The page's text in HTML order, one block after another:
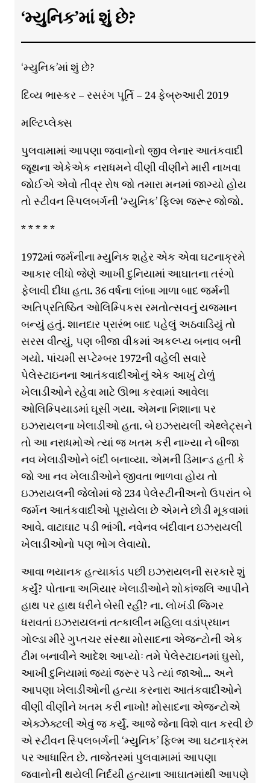
‘મ્યુનિક’માં શું છે?
‘મ્યુનિક’માં શું છે?
દિવ્ય ભાસ્કર – રસરંગ પૂર્તિ – 24 ફેબ્રુઆરી 2019
મલ્ટિપ્લેક્સ
પુલવામામાં આપણા જવાનોનો જીવ લેનાર આતંકવાદી
જૂથના એકેએક નરાધમને વીણી વીણીને મારી નાખવા
જોઈએ એવો તીવ્ર રોષ જો તમારા મનમાં જાગ્યો હોય
તો સ્ટીવન સ્પિલબર્ગની ‘મ્યુનિક’ ફિલ્મ જરૂર જોજો.
* * * * *
1972માં જર્મનીના મ્યુનિક શહેર એક એવા ઘટનાક્રમે
આકાર લીધો જેણે આખી દુનિયામાં આઘાતના તરંગો
ફેલાવી દીધા હતા. 36 વર્ષના લાંબા ગાળા બાદ જર્મની
અતિપ્રતિષ્ઠિત ઓલિમ્પિકસ રમતોત્સવનું યજમાન
બન્યું હતું. શાનદાર પ્રારંભ બાદ પહેલું અઠવાડિયું તો
સરસ વીત્યું, પણ બીજા વીકમાં અકલ્પ્ય બનાવ બની
ગયો. પાંચમી સપ્ટેમ્બર 1972ની વહેલી સવારે
પેલેસ્ટાઇનના આતંકવાદીઓનું એક આખું ટોળું
ખેલાડીઓને રહેવા માટે ઊભા કરવામાં આવેલા
ઓલિમ્પિયાડમાં ઘૂસી ગયા. એમના નિશાના પર
ઇઝરાયલના ખેલાડીઓ હતા. બે ઇઝરાયલી એથ્લેટ્સને
તો આ નરાધમોએ ત્યાં જ ખતમ કરી નાખ્યા ને બીજા
નવ ખેલાડીઓને બંદી બનાવ્યા. એમની ડિમાન્ડ હતી કે
જો આ નવ ખેલાડીઓને જીવતા ભાળવા હોય તો
ઇઝરાયલની જેલોમાં જે 234 પેલેસ્ટીનીઅનો ઉપરાંત બે
જર્મન આતંકવાદીઓ પૂરાયેલા છે એમને છોડી મૂકવામાં
આવે. વાટાઘાટ પડી ભાંગી. નવેનવ બંદીવાન ઇઝરાયલી
ખેલાડીઓનો પણ ભોગ લેવાયો.
આવા ભયાનક હત્યાકાંડ પછી ઇઝરાયલની સરકારે શું
કર્યું? પોતાના અગિયાર ખેલાડીઓને શોકાંજલિ આપીને
હાથ પર હાથ ધરીને બેસી રહી? ના. લોખંડી જિગર
ધરાવતાં ઇઝરાયલનાં તત્કાલીન મહિલા વડાંપ્રધાન
ગોલ્ડા મીરે ગુપ્તચર સંસ્થા મોસાદના એજન્ટોની એક
ટીમ બનાવીને આદેશ આપ્યોઃ તમે પેલેસ્ટાઇનમાં ઘુસો,
આખી દુનિયામાં જ્યાં જરૂર પડે ત્યાં જાઓ… અને
આપણા ખેલાડીઓની હત્યા કરનારા આતંકવાદીઓને
વીણી વીણીને ખતમ કરી નાખો! મોસાદના એજન્ટોએ
એક્ઝેક્ટલી એવું જ કર્યું. આજે જેના વિશે વાત કરવી છે
એ સ્ટીવન સ્પિલબર્ગની ‘મ્યુનિક’ ફિલ્મ આ ઘટનાક્રમ
પર આધારિત છે. તાજેતરમાં પુલવામામાં આપણા
જવાનોની થયેલી નિર્દયી હત્યાના આઘાતમાંથી આપણે